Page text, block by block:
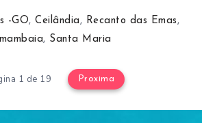
-GO,Ceilândia , Recanto das Emas ,
, Santa Maria
1 de 19 Proxima